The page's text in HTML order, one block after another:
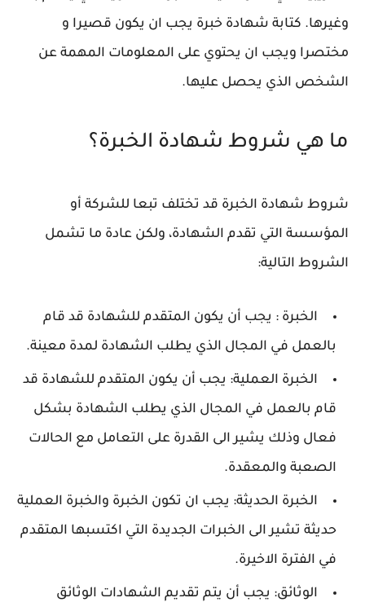
وغيرها. كتابة شهادة خبرة يجب ان يكون قصيرا و
مختصرا ويجب ان يحتوي على المعلومات المهمة عن
الشخص الذي يحصل عليها.
ما هي شروط شهادة الخبرة؟
شروط شهادة الخبرة قد تختلف تبعا للشركة أو
المؤسسة التي تقدم الشهادة، ولكن عادة ما تشمل
الشروط التالية:
الخبرة : يجب أن يكون المتقدم للشهادة قد قام
بالعمل في المجال الذي يطلب الشهادة لمدة معينة.
الخبرة العملية: يجب أن يكون المتقدم للشهادة قد
قام بالعمل في المجال الذي يطلب الشهادة بشكل
فعال وذلك يشير الى القدرة على التعامل مع الحالات
الصعبة والمعقدة.
الخبرة الحديثة: يجب ان تكون الخبرة والخبرة العملية
حديثة تشير الى الخبرات الجديدة التي اكتسبها المتقدم
في الفترة الاخيرة.
الوثائق: يجب أن يتم تقديم الشهادات الوثائق